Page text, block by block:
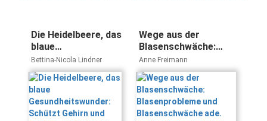
Die Heidelbeere, das
blaue
Gesundheitswunder:
Schützt Gehirn und
Gefäße, stabilisiert
den Blutzucker,
hemmt
Entzündungen (VAK
Bettina-Nicola Lindner
Wege aus der
Blasenschwäche:
Blasenprobleme und
Blasenschwäche ade.
Beckenbodentraining:
aktiv gegen
Blasenschwäche.
Hilfe aus der Natur.
Anne Freimann